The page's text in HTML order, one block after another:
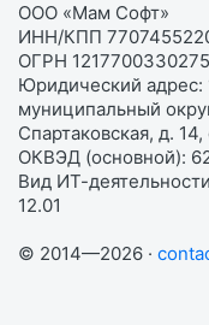
ООО «Мам Софт»
ИНН/КПП
ОГРН 1217700330275
Юридический адрес:
муниципальный
Спартаковская, д.
ОКВЭД (основной):
Вид ИТ-
12.01
© 2014—2026 ·